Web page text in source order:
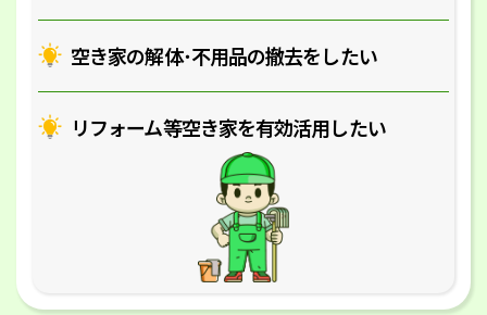
空き家の解体･不用品の撤去をしたい
リフォーム等空き家を有効活用したい